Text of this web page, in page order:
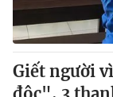
Giết người